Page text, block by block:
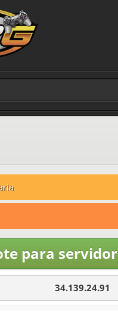
para servidor
34.139.24.91